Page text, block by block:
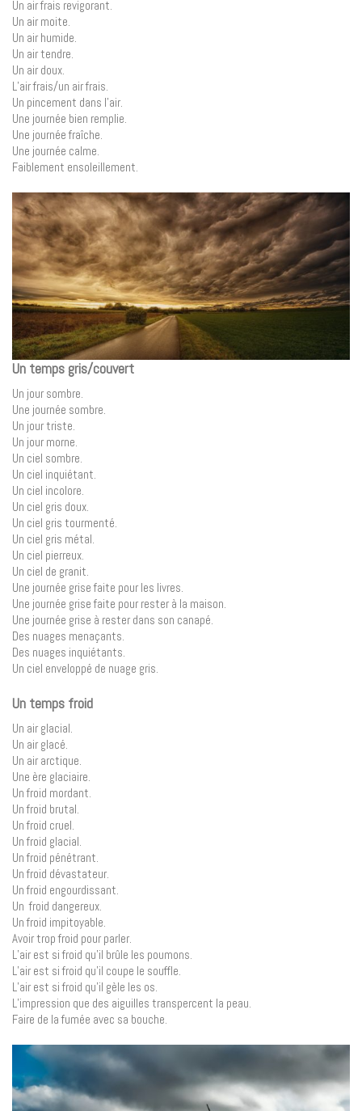
Un air frais revigorant.
Un air moite.
Un air humide.
Un air tendre.
Un air doux.
L’air frais/un air frais.
Un pincement dans l’air.
Une journée bien remplie.
Une journée fraîche.
Une journée calme.
Faiblement ensoleillement.
Un temps gris/couvert
Un jour sombre.
Une journée sombre.
Un jour triste.
Un jour morne.
Un ciel sombre.
Un ciel inquiétant.
Un ciel incolore.
Un ciel gris doux.
Un ciel gris tourmenté.
Un ciel gris métal.
Un ciel pierreux.
Un ciel de granit.
Une journée grise faite pour les livres.
Une journée grise faite pour rester à la maison.
Une journée grise à rester dans son canapé.
Des nuages ​​menaçants.
Des nuages ​​inquiétants.
Un ciel enveloppé de nuage gris.
Un temps froid
Un air glacial.
Un air glacé.
Un air arctique.
Une ère glaciaire.
Un froid mordant.
Un froid brutal.
Un froid cruel.
Un froid glacial.
Un froid pénétrant.
Un froid dévastateur.
Un froid engourdissant.
Un froid dangereux.
Un froid impitoyable.
Avoir trop froid pour parler.
L’air est si froid qu’il brûle les poumons.
L’air est si froid qu’il coupe le souffle.
L’air est si froid qu’il gèle les os.
L’impression que des aiguilles transpercent la peau.
Faire de la fumée avec sa bouche.